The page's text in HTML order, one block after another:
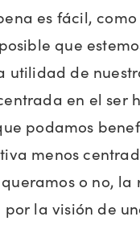
es fácil, como
que
utilidad de
en el ser
podamos
menos
o no,
la visión de